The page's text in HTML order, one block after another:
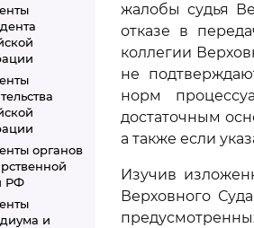
органов
РФ
и
жалобы судья
отказе в
коллегии
не
норм
достаточным
а также если
Изучив
Верховного